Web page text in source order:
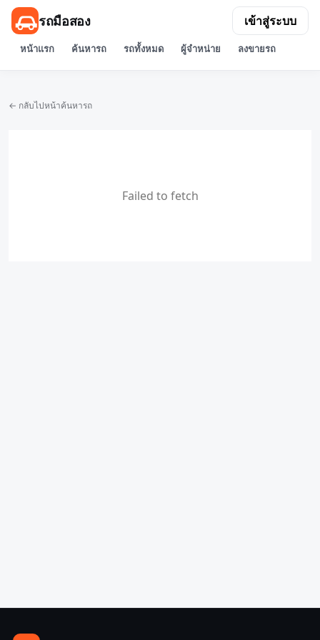
รถมือสอง
หน้าแรก ค้นหารถ รถทั้งหมด ผู้จำหน่าย ลงขายรถ
เข้าสู่ระบบ
← กลับไปหน้าค้นหารถ
Failed to fetch